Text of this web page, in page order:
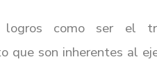
logros como ser el
que son inherentes al